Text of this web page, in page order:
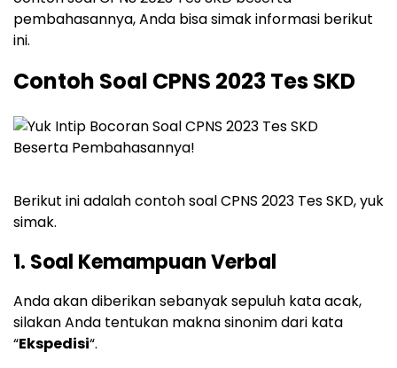
pembahasannya, Anda bisa simak informasi berikut
ini.
Contoh Soal CPNS 2023 Tes SKD
Berikut ini adalah contoh soal CPNS 2023 Tes SKD, yuk
simak.
1. Soal Kemampuan Verbal
Anda akan diberikan sebanyak sepuluh kata acak,
silakan Anda tentukan makna sinonim dari kata
“Ekspedisi“.